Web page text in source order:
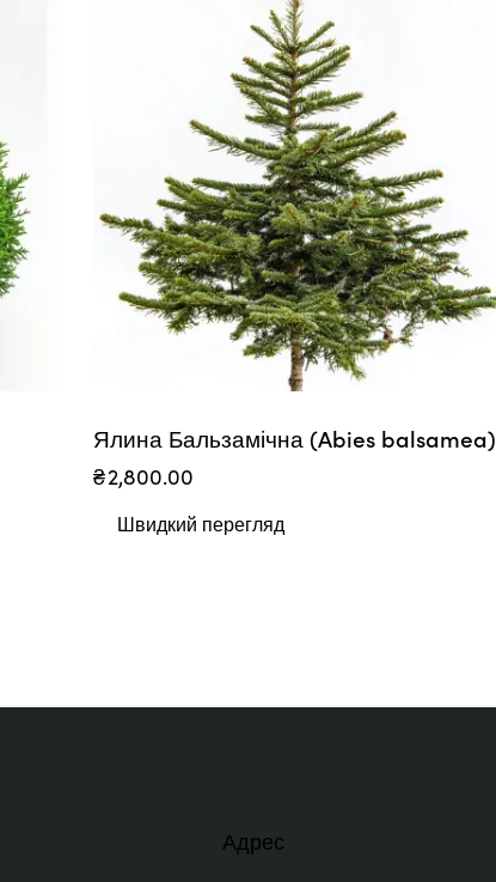
Ялина Бальзамічна (Abies balsamea)
₴2,800.00
Швидкий перегляд
Адрес